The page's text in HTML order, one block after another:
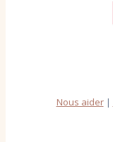
Nous aider|